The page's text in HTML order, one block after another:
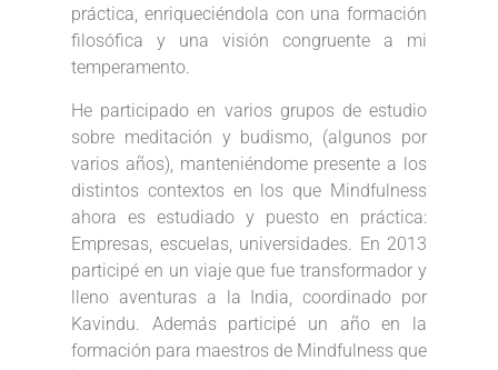
práctica, enriqueciéndola con una formación
filosófica y una visión congruente a mi
temperamento.
He participado en varios grupos de estudio
sobre meditación y budismo, (algunos por
varios años), manteniéndome presente a los
distintos contextos en los que Mindfulness
ahora es estudiado y puesto en práctica:
Empresas, escuelas, universidades. En 2013
participé en un viaje que fue transformador y
lleno aventuras a la India, coordinado por
Kavindu. Además participé un año en la
formación para maestros de Mindfulness que